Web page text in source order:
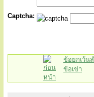
Captcha:
ข้อยกเว้น
ข้อเข่า